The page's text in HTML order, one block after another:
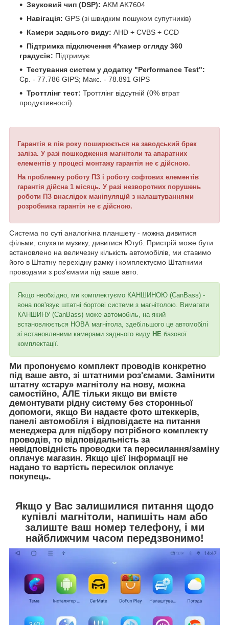
Звуковий чип (DSP): AKM AK7604
Навігація: GPS (зі швидким пошуком супутників)
Камери заднього виду: AHD + CVBS + CCD
Підтримка підключення 4*камер огляду 360
градусів: Підтримує
Тестування систем у додатку "Performance Test":
Ср. - 77.786 GIPS; Макс. - 78.891 GIPS
Троттлінг тест: Троттлінг відсутній (0% втрат
продуктивності).
Гарантія в пів року поширюється на заводський брак
заліза. У разі пошкодження магнітоли та апаратних
елементів у процесі монтажу гарантія не є дійсною.
На проблемну роботу ПЗ і роботу софтових елементів
гарантія дійсна 1 місяць. У разі незворотних порушень
роботи ПЗ внаслідок маніпуляцій з налаштуваннями
розробника гарантія не є дійсною.
Система по суті аналогічна планшету - можна дивитися
фільми, слухати музику, дивитися Ютуб. Пристрій може бути
встановлено на величезну кількість автомобілів, ми ставимо
його в Штатну перехідну рамку і комплектуємо Штатними
проводами з роз'ємами під ваше авто.
Якщо необхідно, ми комплектуємо КАНШИНОЮ (CanBass) -
вона пов'язує штатні бортові системи з магнітолою. Вимагати
КАНШИНУ (CanBass) може автомобіль, на який
встановлюється НОВА магнітола, здебільшого це автомобілі
зі встановленими камерами заднього виду НЕ базової
комплектації.
Ми пропонуємо комплект проводів конкретно
під ваше авто, зі штатними роз'ємами. Замінити
штатну «стару» магнітолу на нову, можна
самостійно, АЛЕ тільки якщо ви вмієте
демонтувати рідну систему без сторонньої
допомоги, якщо Ви надаєте фото штеккерів,
панелі автомобіля і відповідаєте на питання
менеджера для підбору потрібного комплекту
проводів, то відповідальність за
невідповідність проводки та пересилання/заміну
оплачує магазин. Якщо цієї інформації не
надано то вартість пересилок оплачує
покупець.
Якщо у Вас залишилися питання щодо
купівлі магнітоли, напишіть нам або
залиште ваш номер телефону, і ми
найближчим часом передзвонимо!